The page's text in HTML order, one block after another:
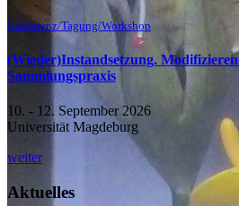
Konferenz/Tagung/Workshop
(Wieder)Instandsetzung.
Sammlungspraxis
10. - 12. September 2026
Universität Magdeburg
weiter
Aktuelles